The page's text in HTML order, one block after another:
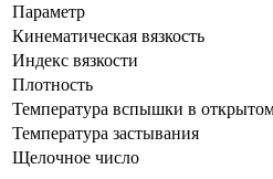
Параметр
Кинематическая вязкость
Индекс вязкости
Плотность
Температура вспышки в
Температура застывания
Щелочное число